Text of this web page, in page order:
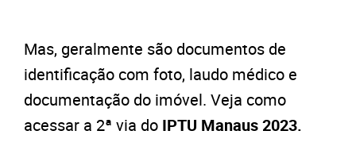
Mas, geralmente são documentos de
identificação com foto, laudo médico e
documentação do imóvel. Veja como
acessar a 2ª via do IPTU Manaus 2023.